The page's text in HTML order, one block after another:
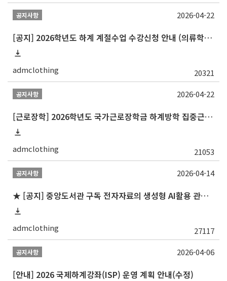
공지사항
[공지] 2026학년도 하계 계절수업 수강신청 안내 (의류학과: 패션디자인 CAD)
admclothing 20321
2026-04-22
공지사항
[근로장학] 2026학년도 국가근로장학금 하계방학 집중근로 선발 일정 안내
admclothing 21053
2026-04-22
공지사항
★ [공지] 중앙도서관 구독 전자자료의 생성형 AI활용 관련 유의사항 안내
admclothing 27117
2026-04-14
공지사항
[안내] 2026 국제하계강좌(ISP) 운영 계획 안내(수정)
2026-04-06